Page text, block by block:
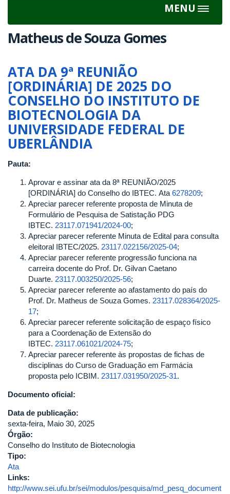
MENU
Toggle
Matheus de Souza Gomes
ATA DA 9ª REUNIÃO
[ORDINÁRIA] DE 2025 DO
CONSELHO DO INSTITUTO DE
BIOTECNOLOGIA DA
UNIVERSIDADE FEDERAL DE
UBERLÂNDIA
Pauta:
Aprovar e assinar ata da 8ª REUNIÃO/2025
[ORDINÁRIA] do Conselho do IBTEC. Ata 6278209;
Apreciar parecer referente proposta de Minuta de
Formulário de Pesquisa de Satistação PDG
IBTEC. 23117.071941/2024-00;
Apreciar parecer referente Minuta de Edital para consulta
eleitoral IBTEC/2025. 23117.022156/2025-04;
Apreciar parecer referente progressão funciona na
carreira docente do Prof. Dr. Gilvan Caetano
Duarte. 23117.003250/2025-56;
Apreciar parecer referente ao afastamento do país do
Prof. Dr. Matheus de Souza Gomes. 23117.028364/2025-
17;
Apreciar parecer referente solicitação de espaço físico
para a Coordenação de Extensão do
IBTEC. 23117.061021/2024-75;
Apreciar parecer referente às propostas de fichas de
disciplinas do Curso de Graduação em Farmácia
proposta pelo ICBIM. 23117.031950/2025-31.
Documento oficial:
Data de publicação:
sexta-feira, Maio 30, 2025
Órgão:
Conselho do Instituto de Biotecnologia
Tipo:
Ata
Links:
http://www.sei.ufu.br/sei/modulos/pesquisa/md_pesq_document